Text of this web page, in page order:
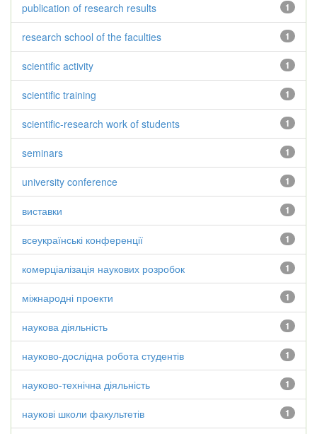
1
publication of research results
1
research school of the faculties
1
scientific activity
1
scientific training
1
scientific-research work of students
1
seminars
1
university conference
1
виставки
1
всеукраїнські конференції
1
комерціалізація наукових розробок
1
міжнародні проекти
1
наукова діяльність
1
науково-дослідна робота студентів
1
науково-технічна діяльність
1
наукові школи факультетів